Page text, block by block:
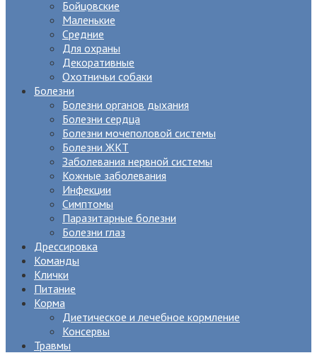
Бойцовские
Маленькие
Средние
Для охраны
Декоративные
Охотничьи собаки
Болезни
Болезни органов дыхания
Болезни сердца
Болезни мочеполовой системы
Болезни ЖКТ
Заболевания нервной системы
Кожные заболевания
Инфекции
Симптомы
Паразитарные болезни
Болезни глаз
Дрессировка
Команды
Клички
Питание
Корма
Диетическое и лечебное кормление
Консервы
Травмы